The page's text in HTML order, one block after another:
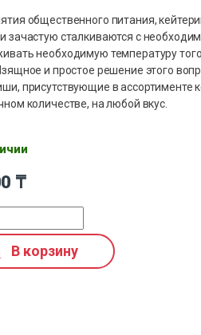
общественного питания,
зачастую сталкиваются с
необходимую температуру
и простое решение этого
присутствующие в ассортименте
количестве, на любой вкус.
₸
В корзину